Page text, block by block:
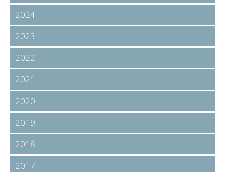
2024
2023
2022
2021
2020
2019
2018
2017